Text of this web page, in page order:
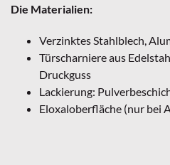
Die Materialien:
Verzinktes Stahlblech,
Türscharniere aus
Druckguss
Lackierung:
Eloxaloberfläche (nur bei